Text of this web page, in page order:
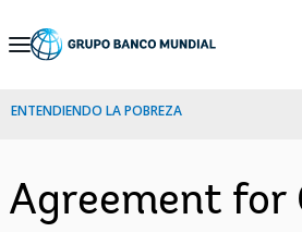
Skip
Navigation
ENTENDIENDO LA POBREZA
Agreement for